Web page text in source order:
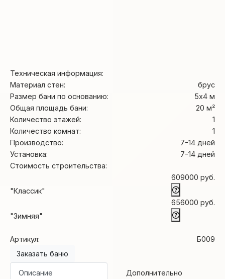
Техническая информация:
Материал стен:
брус
Размер бани по основанию:
5х4 м
Общая площадь бани:
20 м²
Количество этажей:
1
Количество комнат:
1
Производство:
7-14 дней
Установка:
7-14 дней
Стоимость строительства:
"Классик"
609000 руб.
"Зимняя"
656000 руб.
Артикул:
Б009
Заказать баню
Описание
Дополнительно